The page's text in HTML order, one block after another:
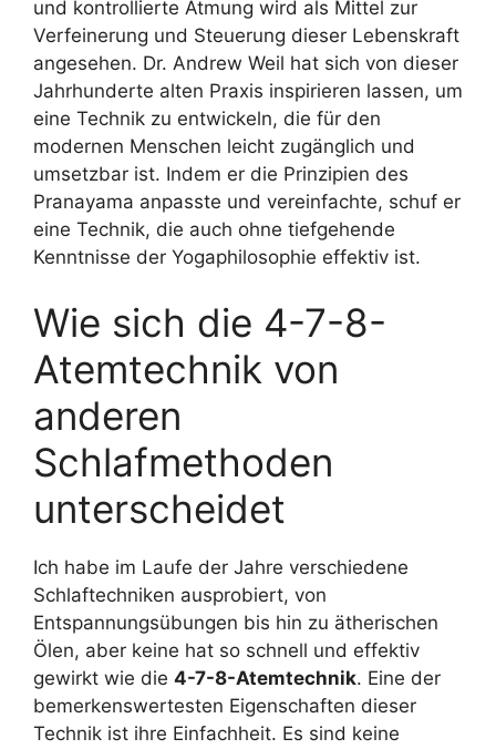
und kontrollierte Atmung wird als Mittel zur
Verfeinerung und Steuerung dieser Lebenskraft
angesehen. Dr. Andrew Weil hat sich von dieser
Jahrhunderte alten Praxis inspirieren lassen, um
eine Technik zu entwickeln, die für den
modernen Menschen leicht zugänglich und
umsetzbar ist. Indem er die Prinzipien des
Pranayama anpasste und vereinfachte, schuf er
eine Technik, die auch ohne tiefgehende
Kenntnisse der Yogaphilosophie effektiv ist.
Wie sich die 4-7-8-
Atemtechnik von
anderen
Schlafmethoden
unterscheidet
Ich habe im Laufe der Jahre verschiedene
Schlaftechniken ausprobiert, von
Entspannungsübungen bis hin zu ätherischen
Ölen, aber keine hat so schnell und effektiv
gewirkt wie die 4-7-8-Atemtechnik. Eine der
bemerkenswertesten Eigenschaften dieser
Technik ist ihre Einfachheit. Es sind keine